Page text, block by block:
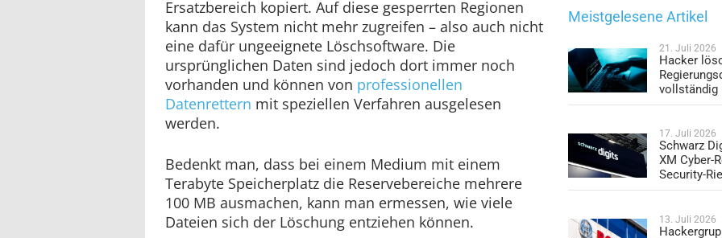
Ersatzbereich kopiert. Auf diese gesperrten Regionen
kann das System nicht mehr zugreifen – also auch nicht
eine dafür ungeeignete Löschsoftware. Die
ursprünglichen Daten sind jedoch dort immer noch
vorhanden und können von professionellen
Datenrettern mit speziellen Verfahren ausgelesen
werden.
Bedenkt man, dass bei einem Medium mit einem
Terabyte Speicherplatz die Reservebereiche mehrere
100 MB ausmachen, kann man ermessen, wie viele
Dateien sich der Löschung entziehen können.
Meistgelesene Artikel
21. Juli 2026
Hacker
vollständig
17. Juli 2026
Schwarz
XM Cyber-
Security-
13. Juli 2026